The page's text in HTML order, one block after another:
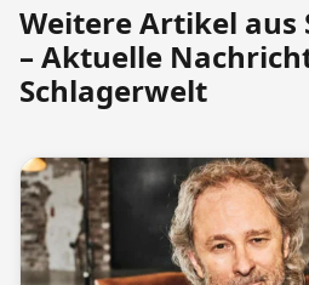
Weitere Artikel aus
– Aktuelle
Schlagerwelt